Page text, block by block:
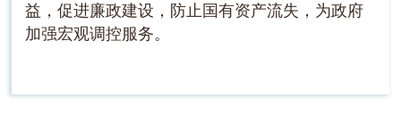
益，促进廉政建设，防止国有资产流失，为政府
加强宏观调控服务。